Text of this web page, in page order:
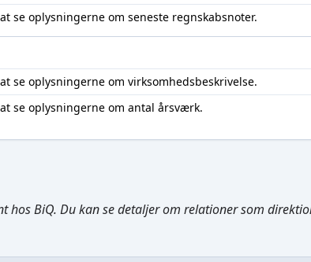
se oplysningerne om seneste regnskabsnoter.
se oplysningerne om virksomhedsbeskrivelse.
se oplysningerne om antal årsværk.
BiQ. Du kan se detaljer om relationer som